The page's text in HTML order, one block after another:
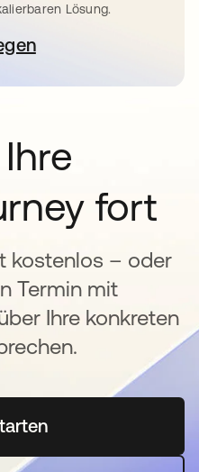
Lösung.
neuen
fort
kostenlos – oder
Termin mit
Ihre konkreten
in einer neuen